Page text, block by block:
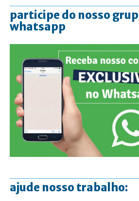
participe do nosso
whatsapp
ajude nosso trabalho: